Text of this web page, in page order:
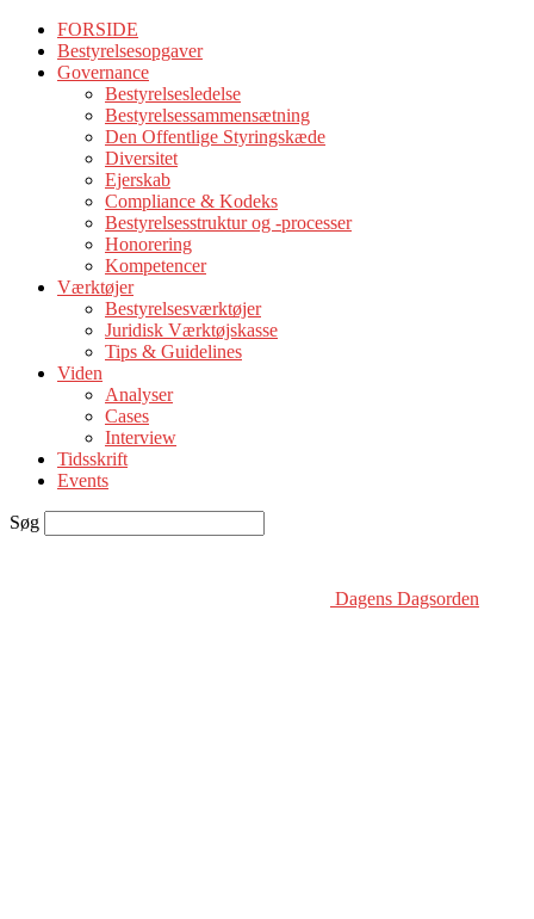
FORSIDE
Bestyrelsesopgaver
Governance
Bestyrelsesledelse
Bestyrelsessammensætning
Den Offentlige Styringskæde
Diversitet
Ejerskab
Compliance & Kodeks
Bestyrelsesstruktur og -processer
Honorering
Kompetencer
Værktøjer
Bestyrelsesværktøjer
Juridisk Værktøjskasse
Tips & Guidelines
Viden
Analyser
Cases
Interview
Tidsskrift
Events
Søg
Dagens Dagsorden